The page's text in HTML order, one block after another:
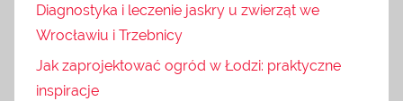
Diagnostyka i leczenie jaskry u zwierząt we
Wrocławiu i Trzebnicy
Jak zaprojektować ogród w Łodzi: praktyczne
inspiracje